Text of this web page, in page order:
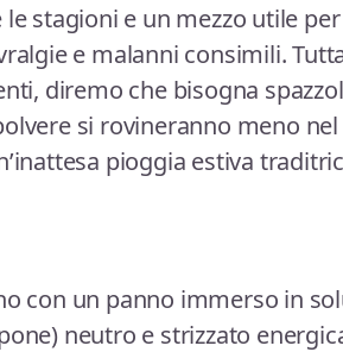
stagioni e un mezzo utile
e malanni consimili.
diremo che bisogna
si rovineranno meno
pioggia estiva
con un panno immerso in
neutro e strizzato